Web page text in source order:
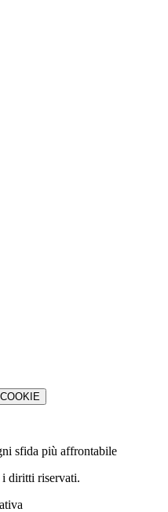
sfida più affrontabile
diritti riservati.